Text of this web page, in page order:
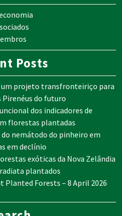
Posts
um projeto transfronteiriço para
do futuro
dos indicadores de
florestas plantadas
nemátodo do pinheiro em
em declínio
exóticas da Nova Zelândia
plantados
Planted Forests – 8 April 2026